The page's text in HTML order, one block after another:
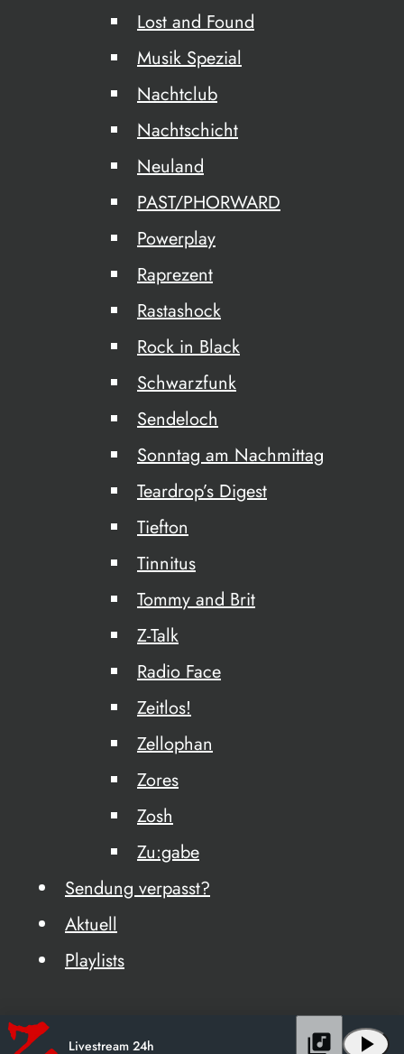
Lost and Found
Musik Spezial
Nachtclub
Nachtschicht
Neuland
PAST/PHORWARD
Powerplay
Raprezent
Rastashock
Rock in Black
Schwarzfunk
Sendeloch
Sonntag am Nachmittag
Teardrop’s Digest
Tiefton
Tinnitus
Tommy and Brit
Z-Talk
Radio Face
Zeitlos!
Zellophan
Zores
Zosh
Zu:gabe
Sendung verpasst?
Aktuell
Playlists
Livestream 24h play_arrow
library_music